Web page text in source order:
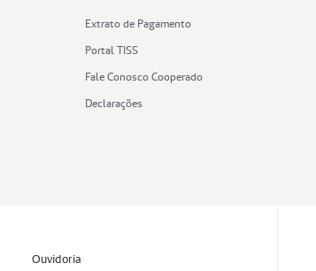
Extrato de Pagamento
Portal TISS
Fale Conosco Cooperado
Declarações
Ouvidoria